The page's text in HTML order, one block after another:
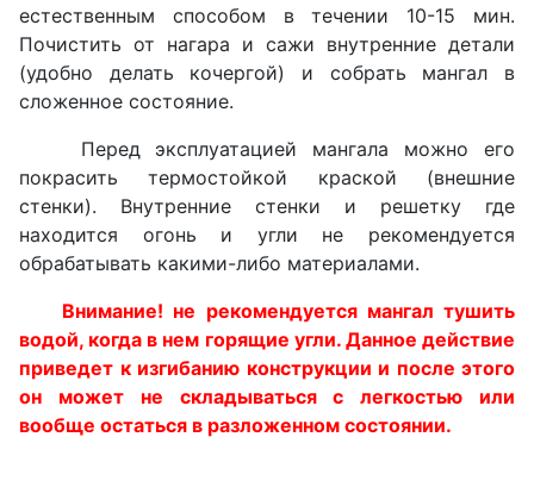
естественным способом в течении 10-15 мин.
Почистить от нагара и сажи внутренние детали
(удобно делать кочергой) и собрать мангал в
сложенное состояние.
Перед эксплуатацией мангала можно его
покрасить термостойкой краской (внешние
стенки). Внутренние стенки и решетку где
находится огонь и угли не рекомендуется
обрабатывать какими-либо материалами.
Внимание! не рекомендуется мангал тушить
водой, когда в нем горящие угли. Данное действие
приведет к изгибанию конструкции и после этого
он может не складываться с легкостью или
вообще остаться в разложенном состоянии.